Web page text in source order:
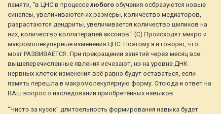
памяти, "в ЦНС в процесселюбого обучения осбразуются новые
синапсы, увеличиваются их размеры, количество медиаторов,
разрастаются дендриты, увеличивается количество шипиков на
них, количество коллатералей аксонов." (С) Происходят микро и
макромолекулярные изменения ЦНС. Поэтому я и говорю, что
мозг РАЗВИВАЕТСЯ. При прекращении занятий через месяц все
вышеперечисленные явления исчезают, но на уровне ДНК
нервных клеток изменения всё равно будут оставаться, если
память перешла в макромолекулярную форму. Отсюда и ответ на
ВАш вопрос о наследовании приобретённых навыков.
"Чисто за кусок" длитоельность формирования навыка будет